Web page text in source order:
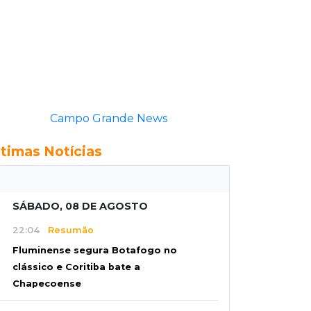
Campo Grande News
Notícias
SÁBADO, 08 DE AGOSTO
22:04 Resumão
Fluminense segura Botafogo no
clássico e Coritiba bate a
Chapecoense